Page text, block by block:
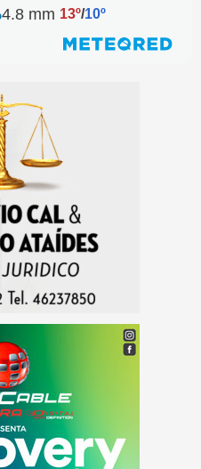
4.8 mm 13º/10º